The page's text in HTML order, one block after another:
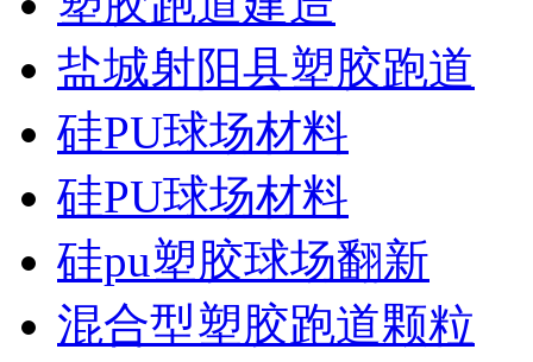
盐城射阳县塑胶跑道
硅PU球场材料
硅PU球场材料
硅pu塑胶球场翻新
混合型塑胶跑道颗粒